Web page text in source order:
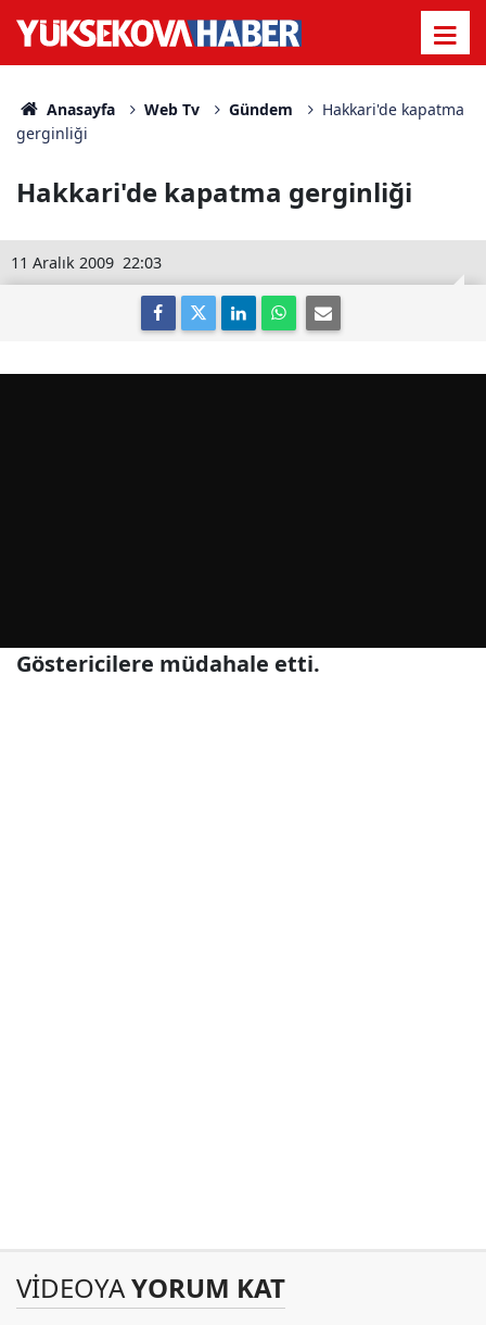
Anasayfa Web Tv Gündem
Hakkari'de kapatma
gerginliği
Hakkari'de kapatma gerginliği
22:03
11 Aralık 2009
Göstericilere müdahale etti.
VİDEOYAYORUM KAT